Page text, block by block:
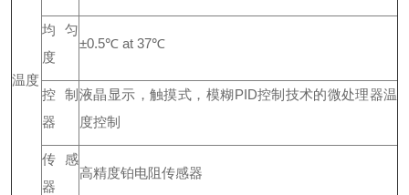
温度
均匀
度
±0.5℃ at 37℃
控制
器
液晶显示，触摸式，模糊PID控制技术的微处理器温
度控制
传感
器
高精度铂电阻传感器